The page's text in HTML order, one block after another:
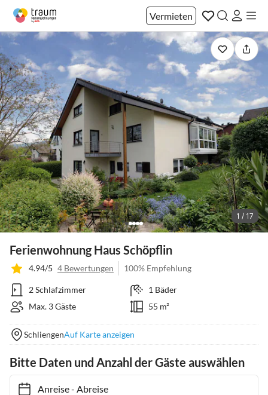
Vermieten
1 / 17
Ferienwohnung Haus Schöpflin
4.94/5 4 Bewertungen 100% Empfehlung
2 Schlafzimmer
1 Bäder
Max. 3 Gäste
55 m²
SchliengenAuf Karte anzeigen
Bitte Daten und Anzahl der Gäste auswählen
Anreise- Abreise